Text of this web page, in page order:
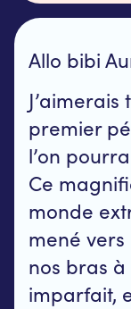
Allo bibi
premier
l’on
Ce
monde
mené
nos bras
imparfait,